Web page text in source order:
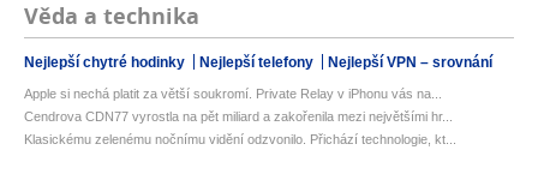
Věda a technika
Nejlepší chytré hodinky Nejlepší telefony Nejlepší VPN – srovnání
Apple si nechá platit za větší soukromí. Private Relay v iPhonu vás na...
Cendrova CDN77 vyrostla na pět miliard a zakořenila mezi největšími hr...
Klasickému zelenému nočnímu vidění odzvonilo. Přichází technologie, kt...